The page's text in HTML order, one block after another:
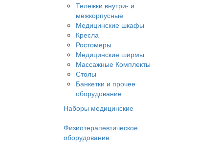
Тележки внутри- и
межкорпусные
Медицинские шкафы
Кресла
Ростомеры
Медицинские ширмы
Массажные Комплекты
Столы
Банкетки и прочее
оборудование
Наборы медицинские
Физиотерапевтическое
оборудование